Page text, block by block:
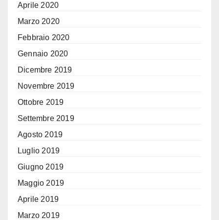
Aprile 2020
Marzo 2020
Febbraio 2020
Gennaio 2020
Dicembre 2019
Novembre 2019
Ottobre 2019
Settembre 2019
Agosto 2019
Luglio 2019
Giugno 2019
Maggio 2019
Aprile 2019
Marzo 2019